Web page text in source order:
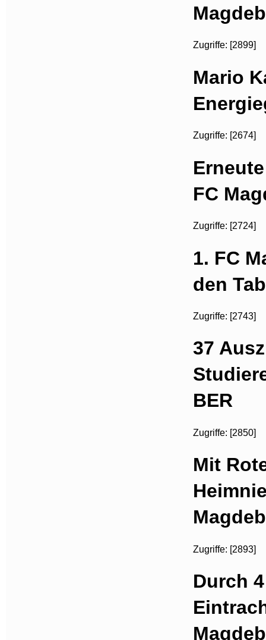
Zugriffe: [2899]
Mario
Zugriffe: [2674]
FC
Zugriffe: [2724]
1. FC
den
Zugriffe: [2743]
37
BER
Zugriffe: [2850]
Mit
Zugriffe: [2893]
Durch